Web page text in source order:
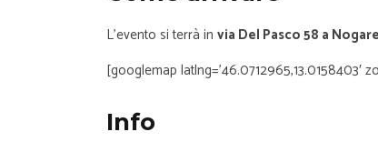
L’evento si terrà in via Del Pasco 58 a
[googlemap latlng=’46.0712965,13.0158403′
Info